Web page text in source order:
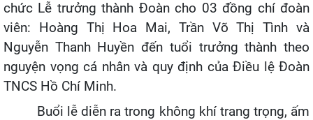
chức Lễ trưởng thành Đoàn cho 03 đồng chí đoàn
viên: Hoàng Thị Hoa Mai, Trần Võ Thị Tình và
Nguyễn Thanh Huyền đến tuổi trưởng thành theo
nguyện vọng cá nhân và quy định của Điều lệ Đoàn
TNCS Hồ Chí Minh.
Buổi lễ diễn ra trong không khí trang trọng, ấm